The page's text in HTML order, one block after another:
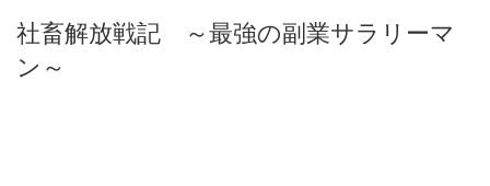
社畜解放戦記 ～最強の副業サラリーマ
ン～